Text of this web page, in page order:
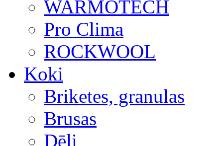
WARMOTECH
Pro Clima
ROCKWOOL
Koki
Briketes, granulas
Brusas
Dēļi